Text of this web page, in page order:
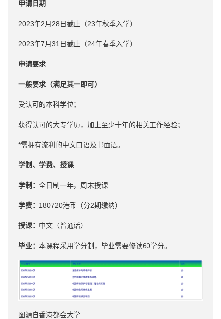
申请日期
2023年2月28日截止（23年秋季入学）
2023年7月31日截止（24年春季入学）
申请要求
一般要求（满足其一即可）
受认可的本科学位；
获得认可的大专学历，加上至少十年的相关工作经验；
*需拥有流利的中文口语及书面语。
学制、学费、授课
学制： 全日制一年，周末授课
学费： 180720港币（分2期缴纳）
授课： 中文（普通话）
毕业： 本课程采⽤学分制，毕业需要修读60学分。
图源自香港都会大学